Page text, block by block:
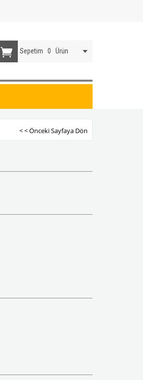
Sepetim 0 Ürün
< < Önceki Sayfaya Dön